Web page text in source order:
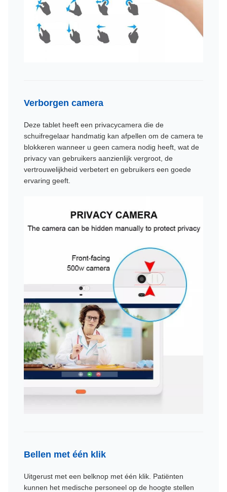
Verborgen camera
Deze tablet heeft een privacycamera die de
schuifregelaar handmatig kan afpellen om de camera te
blokkeren wanneer u geen camera nodig heeft, wat de
privacy van gebruikers aanzienlijk vergroot, de
vertrouwelijkheid verbetert en gebruikers een goede
ervaring geeft.
Bellen met één klik
Uitgerust met een belknop met één klik. Patiënten
kunnen het medische personeel op de hoogte stellen